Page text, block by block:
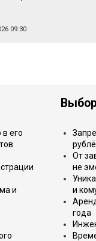
09:30
его
и
От
не
и
года